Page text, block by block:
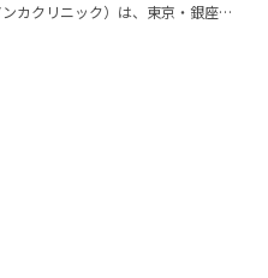
ンカクリニック）は、東京・銀座で